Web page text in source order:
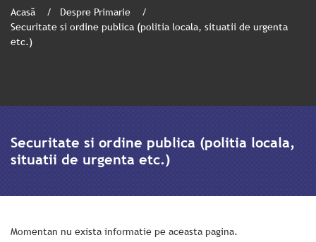
Acasă
Despre Primarie
Securitate si ordine publica (politia locala, situatii de urgenta
etc.)
Securitate si ordine publica (politia locala,
situatii de urgenta etc.)
Momentan nu exista informatie pe aceasta pagina.